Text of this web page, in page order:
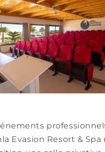
Evasion Resort & Spa